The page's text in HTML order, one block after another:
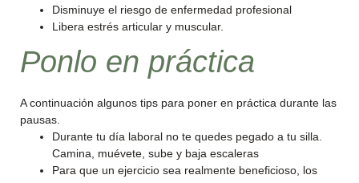
Disminuye el riesgo de enfermedad profesional
Libera estrés articular y muscular.
Ponlo en práctica
A continuación algunos tips para poner en práctica durante las
pausas.
Durante tu día laboral no te quedes pegado a tu silla.
Camina, muévete, sube y baja escaleras
Para que un ejercicio sea realmente beneficioso, los